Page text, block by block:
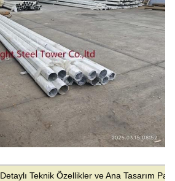
Detaylı Teknik Özellikler ve Ana Tasarım